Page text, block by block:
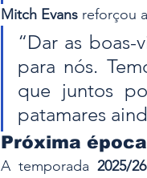
Mitch Evans reforçou
“Dar as
para nós.
que juntos
patamares
Próxima
A temporada 2025/